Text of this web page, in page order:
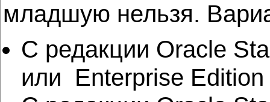
младшую нельзя.
С редакции Oracle
или Enterprise Edition